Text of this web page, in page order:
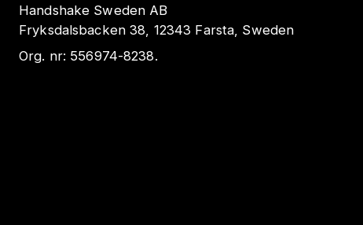
Handshake Sweden AB
Fryksdalsbacken 38, 12343 Farsta, Sweden
Org. nr: 556974-8238.